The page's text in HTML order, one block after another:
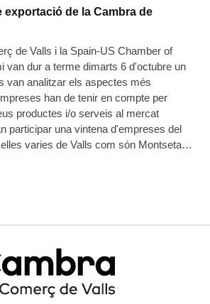
exportació de la Cambra de
de Valls i la Spain-US Chamber of
van dur a terme dimarts 6 d'octubre un
van analitzar els aspectes més
han de tenir en compte per
productes i/o serveis al mercat
participar una vintena d'empreses del
varies de Valls com són Montseta…